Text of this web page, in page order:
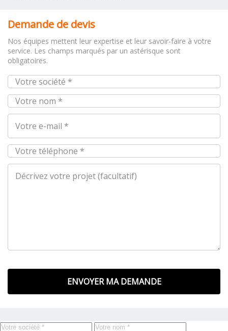
Demande de devis
Nos équipes mettent leur expertise et leur savoir-faire à votre
service. Les champs marqués par un astérisque sont
obligatoires.